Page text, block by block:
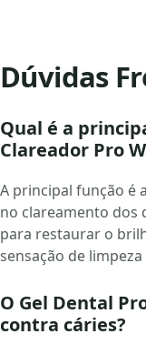
Dúvidas
Qual é a
Clareador Pro
A principal função é
no clareamento dos
para restaurar o
sensação de
O Gel Dental
contra cáries?